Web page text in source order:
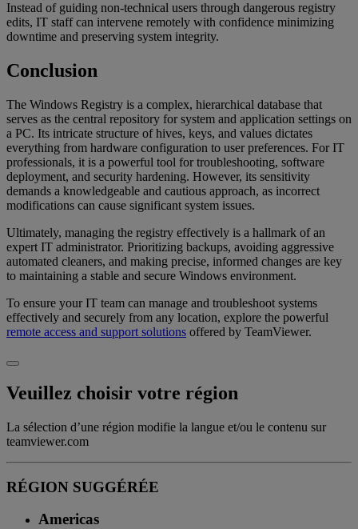
Instead of guiding non-technical users through dangerous registry
edits, IT staff can intervene remotely with confidence minimizing
downtime and preserving system integrity.
Conclusion
The Windows Registry is a complex, hierarchical database that
serves as the central repository for system and application settings on
a PC. Its intricate structure of hives, keys, and values dictates
everything from hardware configuration to user preferences. For IT
professionals, it is a powerful tool for troubleshooting, software
deployment, and security hardening. However, its sensitivity
demands a knowledgeable and cautious approach, as incorrect
modifications can cause significant system issues.
Ultimately, managing the registry effectively is a hallmark of an
expert IT administrator. Prioritizing backups, avoiding aggressive
automated cleaners, and making precise, informed changes are key
to maintaining a stable and secure Windows environment.
To ensure your IT team can manage and troubleshoot systems
effectively and securely from any location, explore the powerful
remote access and support solutions offered by TeamViewer.
Veuillez choisir votre région
La sélection d’une région modifie la langue et/ou le contenu sur
teamviewer.com
RÉGION SUGGÉRÉE
Americas